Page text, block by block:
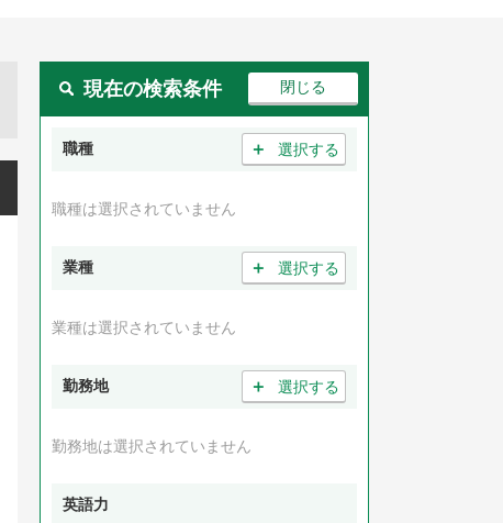
現在の検索条件
職種 ＋ 選択する
職種は選択されていません
業種 ＋ 選択する
業種は選択されていません
勤務地 ＋ 選択する
勤務地は選択されていません
英語力